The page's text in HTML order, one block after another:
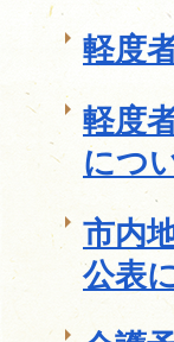
軽度
軽度
につ
市内
公表